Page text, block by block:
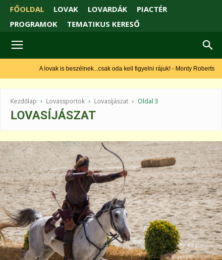
FŐOLDAL LOVAK LOVARDÁK
PIACTÉR
PROGRAMOK
TEMATIKUS KERESŐ
A lovak is beszélnek...csak oda kell figyelni rájuk! - Monty Roberts
Kezdőlap Lovassportok Lovasíjászat Oldal 3
LOVASÍJÁSZAT